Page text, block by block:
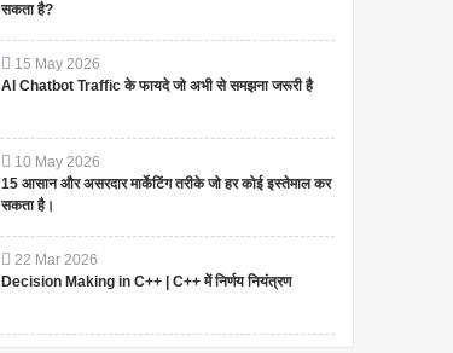
सकता है?
15 May 2026
AI Chatbot Traffic के फायदे जो अभी से समझना जरूरी है
10 May 2026
15 आसान और असरदार मार्केटिंग तरीके जो हर कोई इस्तेमाल कर
सकता है।
22 Mar 2026
Decision Making in C++ | C++ में निर्णय नियंत्रण